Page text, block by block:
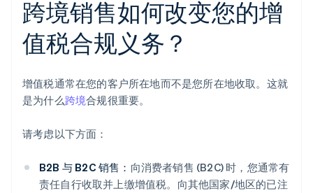
跨境销售如何改变您的增
值税合规义务？
增值税通常在您的客户所在地而不是您所在地收取。这就
是为什么跨境合规很重要。
请考虑以下方面：
B2B 与 B2C 销售： 向消费者销售 (B2C) 时，您通常有
责任自行收取并上缴增值税。向其他国家/地区的已注